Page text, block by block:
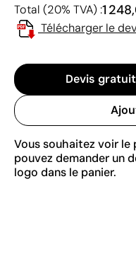
Total (20% TVA) :1
Télécharger le
Devis
Vous souhaitez voir
pouvez demander un
logo dans le panier.